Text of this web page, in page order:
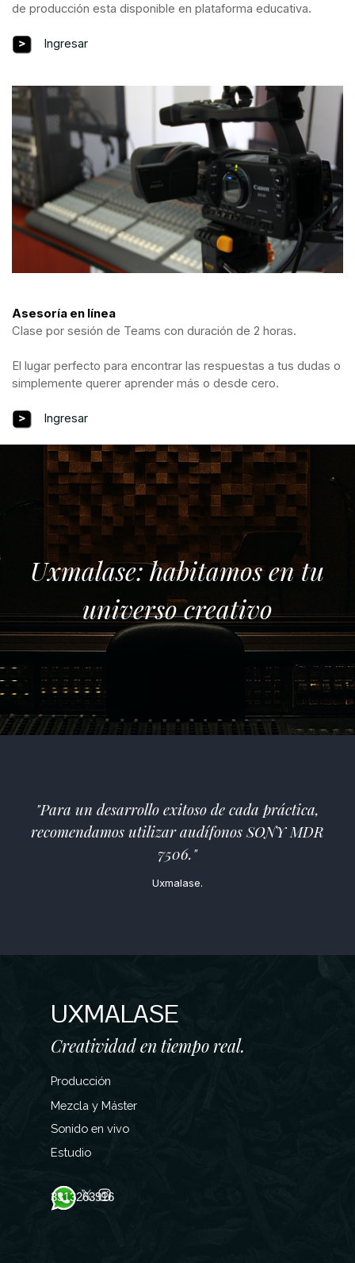
de producción esta disponible en plataforma educativa.
Ingresar
Asesoría en línea
Clase por sesión de Teams con duración de 2 horas.
El lugar perfecto para encontrar las respuestas a tus dudas o
simplemente querer aprender más o desde cero.
Ingresar
Uxmalase: habitamos en tu
universo creativo
"Para un desarrollo exitoso de cada práctica,
recomendamos utilizar audífonos SONY MDR
7506."
Uxmalase.
UXMALASE
Creatividad en tiempo real.
Producción
Mezcla y Máster
Sonido en vivo
Estudio
3313263916